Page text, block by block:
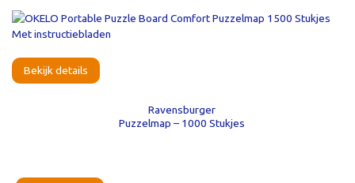
Bekijk details
Ravensburger
Puzzelmap – 1000 Stukjes